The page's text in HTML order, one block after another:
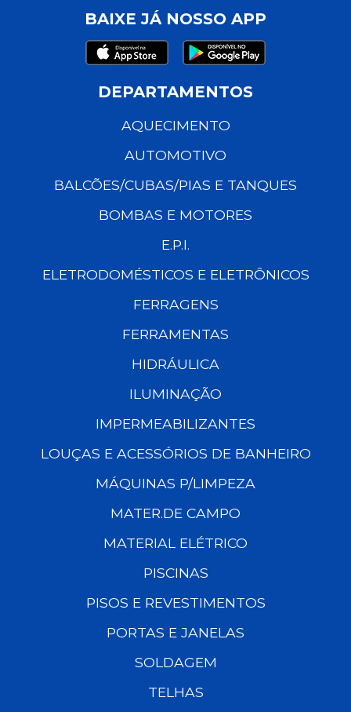
BAIXE JÁ NOSSO APP
DEPARTAMENTOS
AQUECIMENTO
AUTOMOTIVO
BALCÕES/CUBAS/PIAS E TANQUES
BOMBAS E MOTORES
E.P.I.
ELETRODOMÉSTICOS E ELETRÔNICOS
FERRAGENS
FERRAMENTAS
HIDRÁULICA
ILUMINAÇÃO
IMPERMEABILIZANTES
LOUÇAS E ACESSÓRIOS DE BANHEIRO
MÁQUINAS P/LIMPEZA
MATER.DE CAMPO
MATERIAL ELÉTRICO
PISCINAS
PISOS E REVESTIMENTOS
PORTAS E JANELAS
SOLDAGEM
TELHAS